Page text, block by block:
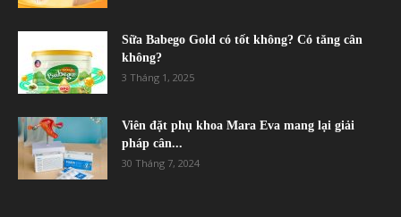
Sữa Babego Gold có tốt không? Có tăng cân
không?
3 Tháng 1, 2025
Viên đặt phụ khoa Mara Eva mang lại giải
pháp cân...
30 Tháng 7, 2024